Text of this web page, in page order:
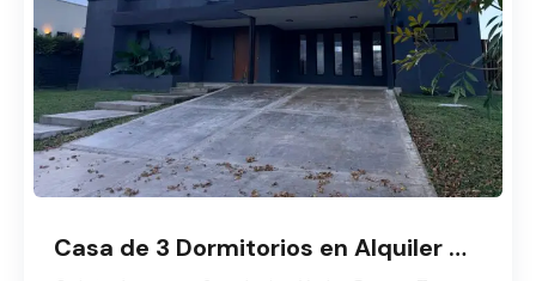
Casa de 3 Dormitorios en Alquiler – Barrio Privado Quinta Azucena